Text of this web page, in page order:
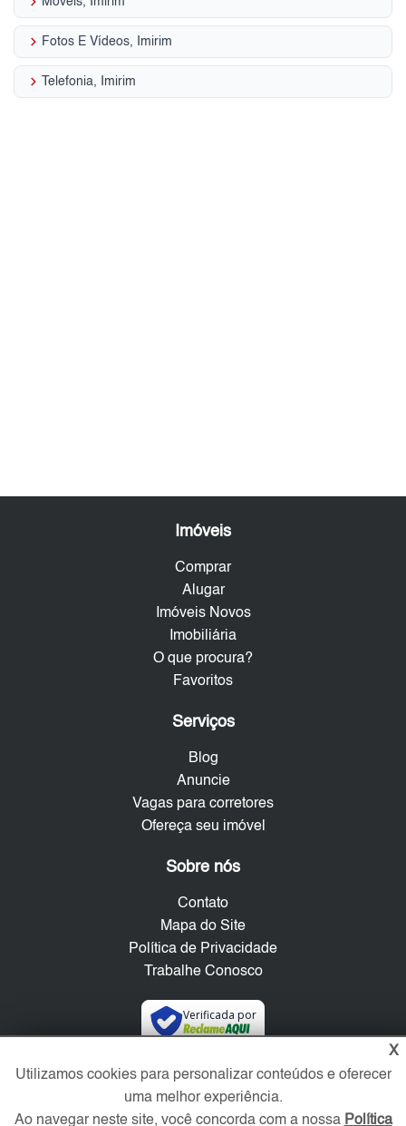
keyboard_arrow_right Fotos E Vídeos, Imirim
keyboard_arrow_right Telefonia, Imirim
Imóveis
Comprar
Alugar
Imóveis Novos
Imobiliária
O que procura?
Favoritos
Serviços
Blog
Anuncie
Vagas para corretores
Ofereça seu imóvel
Sobre nós
Contato
Mapa do Site
Política de Privacidade
Trabalhe Conosco
Verificada por
Redes Sociais
X
Utilizamos cookies para personalizar conteúdos e oferecer
uma melhor experiência.
Ao navegar neste site, você concorda com a nossa Política